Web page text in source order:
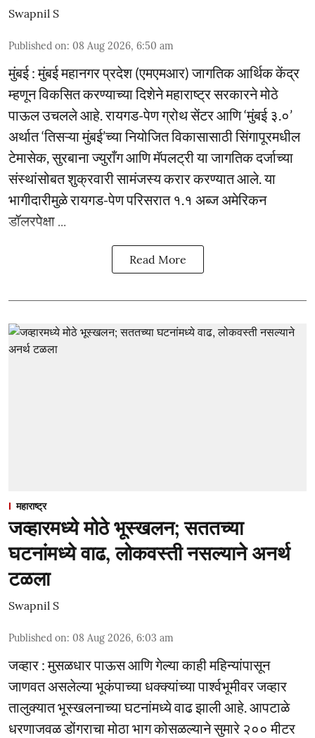
Swapnil S
Published on: 08 Aug 2026, 6:50 am
मुंबई : मुंबई महानगर प्रदेश (एमएमआर) जागतिक आर्थिक केंद्र
म्हणून विकसित करण्याच्या दिशेने महाराष्ट्र सरकारने मोठे
पाऊल उचलले आहे. रायगड-पेण ग्रोथ सेंटर आणि ‘मुंबई ३.०’
अर्थात ‘तिसऱ्या मुंबई’च्या नियोजित विकासासाठी सिंगापूरमधील
टेमासेक, सुरबाना ज्युराँग आणि मॅपलट्री या जागतिक दर्जाच्या
संस्थांसोबत शुक्रवारी सामंजस्य करार करण्यात आले. या
भागीदारीमुळे रायगड-पेण परिसरात १.१ अब्ज अमेरिकन
डॉलरपेक्षा ...
Read More
महाराष्ट्र
जव्हारमध्ये मोठे भूस्खलन; सततच्या
घटनांमध्ये वाढ, लोकवस्ती नसल्याने अनर्थ
टळला
Swapnil S
Published on: 08 Aug 2026, 6:03 am
जव्हार : मुसळधार पाऊस आणि गेल्या काही महिन्यांपासून
जाणवत असलेल्या भूकंपाच्या धक्क्यांच्या पार्श्वभूमीवर जव्हार
तालुक्यात भूस्खलनाच्या घटनांमध्ये वाढ झाली आहे. आपटाळे
धरणाजवळ डोंगराचा मोठा भाग कोसळल्याने सुमारे २०० मीटर